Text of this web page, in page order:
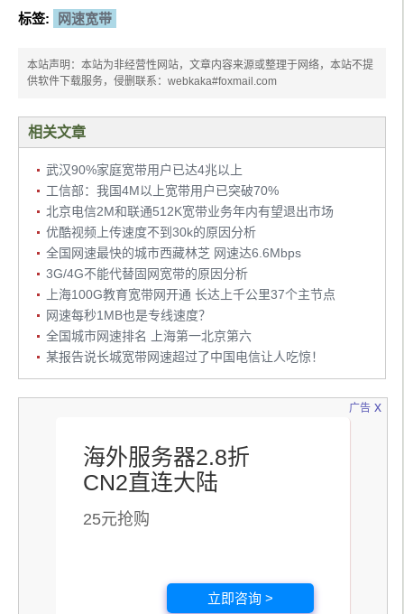
标签: 网速宽带
本站声明：本站为非经营性网站，文章内容来源或整理于网络，本站不提
供软件下载服务，侵删联系：webkaka#foxmail.com
相关文章
武汉90%家庭宽带用户已达4兆以上
工信部：我国4M以上宽带用户已突破70%
北京电信2M和联通512K宽带业务年内有望退出市场
优酷视频上传速度不到30k的原因分析
全国网速最快的城市西藏林芝 网速达6.6Mbps
3G/4G不能代替固网宽带的原因分析
上海100G教育宽带网开通 长达上千公里37个主节点
网速每秒1MB也是专线速度？
全国城市网速排名 上海第一北京第六
某报告说长城宽带网速超过了中国电信让人吃惊！
广告
海外服务器2.8折
CN2直连大陆
25元抢购
立即咨询 >
x